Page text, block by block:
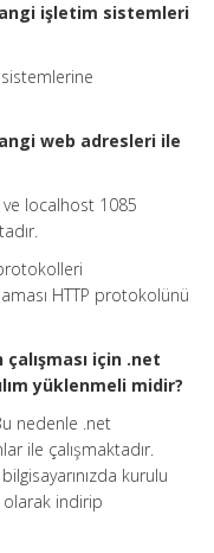
işletim sistemleri
web adresleri ile
localhost 1085
HTTP protokolünü
için .net
yüklenmeli midir?
nedenle .net
ile çalışmaktadır.
kurulu
olarak indirip